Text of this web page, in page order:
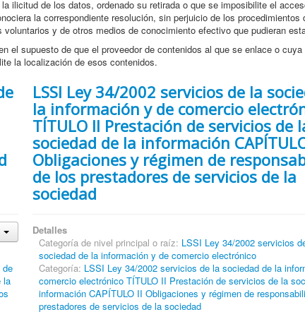
ilicitud de los datos, ordenado su retirada o que se imposibilite el
la correspondiente resolución, sin perjuicio de los procedimientos
y de otros medios de conocimiento efectivo que pudieran
el supuesto de que el proveedor de contenidos al que se enlace o
la localización de esos contenidos.
de
la
LSSI Ley 34/2002 servicios de la
la información y de comercio
TÍTULO II Prestación de servicios de
sociedad de la información
Obligaciones y régimen de
de los prestadores de servicios de la
sociedad
Detalles
Categoría de nivel principal o raíz: LSSI Ley 34/2002 servicios
sociedad de la información y de comercio electrónico
Categoría: LSSI Ley 34/2002 servicios de la sociedad de la
comercio electrónico TÍTULO II Prestación de servicios de la
información CAPÍTULO II Obligaciones y régimen de
prestadores de servicios de la sociedad